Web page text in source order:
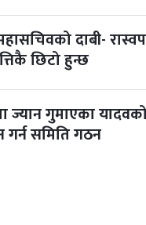
दाबी-
छिटो हुन्छ
ज्यान गुमाएका
गर्न समिति गठन